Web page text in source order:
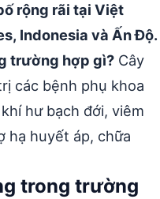
rộng rãi tại Việt
Indonesia và Ấn Độ.
trường hợp gì? Cây
các bệnh phụ khoa
hư bạch đới, viêm
hạ huyết áp, chữa
trong trường